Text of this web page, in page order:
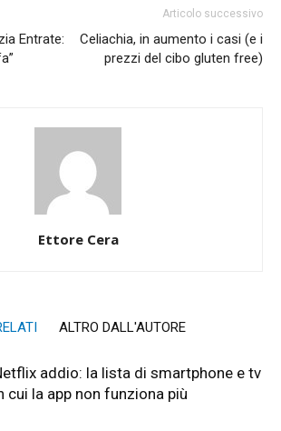
Entrate:
Articolo successivo
Celiachia, in aumento i casi (e i
prezzi del cibo gluten free)
Ettore Cera
ALTRO DALL'AUTORE
addio: la lista di smartphone e tv
cui la app non funziona più